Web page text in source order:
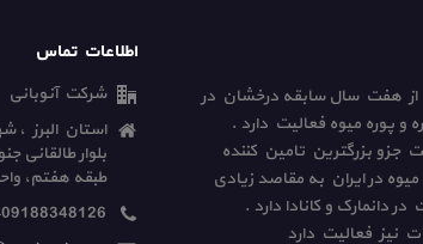
اطلاعات تماس
شرکت آنوبانی
استان البرز
طبقه هفتم، واحد
از هفت سال سابقه درخشان در
و پوره میوه فعالیت دارد .
جزو بزرگترین تامین کننده
در ایران به مقاصد زیادی
دانمارک و کانادا دارد .
نیز فعالیت دارد